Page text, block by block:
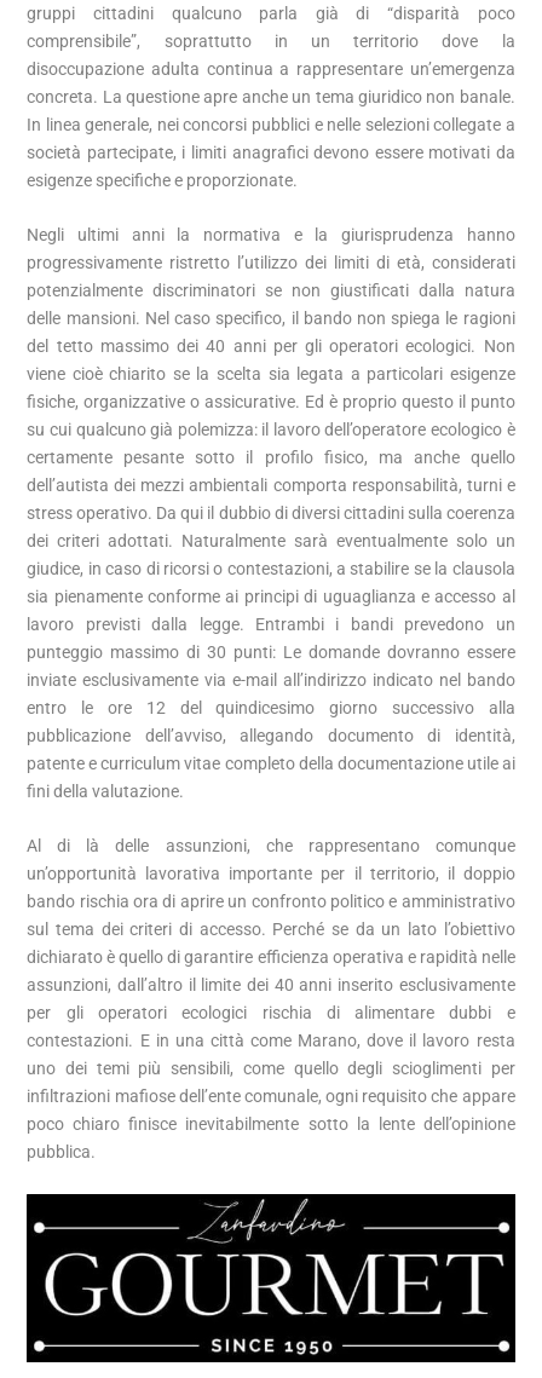
gruppi cittadini qualcuno parla già di “disparità poco
comprensibile”, soprattutto in un territorio dove la
disoccupazione adulta continua a rappresentare un’emergenza
concreta. La questione apre anche un tema giuridico non banale.
In linea generale, nei concorsi pubblici e nelle selezioni collegate a
società partecipate, i limiti anagrafici devono essere motivati da
esigenze specifiche e proporzionate.
Negli ultimi anni la normativa e la giurisprudenza hanno
progressivamente ristretto l’utilizzo dei limiti di età, considerati
potenzialmente discriminatori se non giustificati dalla natura
delle mansioni. Nel caso specifico, il bando non spiega le ragioni
del tetto massimo dei 40 anni per gli operatori ecologici. Non
viene cioè chiarito se la scelta sia legata a particolari esigenze
fisiche, organizzative o assicurative. Ed è proprio questo il punto
su cui qualcuno già polemizza: il lavoro dell’operatore ecologico è
certamente pesante sotto il profilo fisico, ma anche quello
dell’autista dei mezzi ambientali comporta responsabilità, turni e
stress operativo. Da qui il dubbio di diversi cittadini sulla coerenza
dei criteri adottati. Naturalmente sarà eventualmente solo un
giudice, in caso di ricorsi o contestazioni, a stabilire se la clausola
sia pienamente conforme ai principi di uguaglianza e accesso al
lavoro previsti dalla legge. Entrambi i bandi prevedono un
punteggio massimo di 30 punti: Le domande dovranno essere
inviate esclusivamente via e-mail all’indirizzo indicato nel bando
entro le ore 12 del quindicesimo giorno successivo alla
pubblicazione dell’avviso, allegando documento di identità,
patente e curriculum vitae completo della documentazione utile ai
fini della valutazione.
Al di là delle assunzioni, che rappresentano comunque
un’opportunità lavorativa importante per il territorio, il doppio
bando rischia ora di aprire un confronto politico e amministrativo
sul tema dei criteri di accesso. Perché se da un lato l’obiettivo
dichiarato è quello di garantire efficienza operativa e rapidità nelle
assunzioni, dall’altro il limite dei 40 anni inserito esclusivamente
per gli operatori ecologici rischia di alimentare dubbi e
contestazioni. E in una città come Marano, dove il lavoro resta
uno dei temi più sensibili, come quello degli scioglimenti per
infiltrazioni mafiose dell’ente comunale, ogni requisito che appare
poco chiaro finisce inevitabilmente sotto la lente dell’opinione
pubblica.